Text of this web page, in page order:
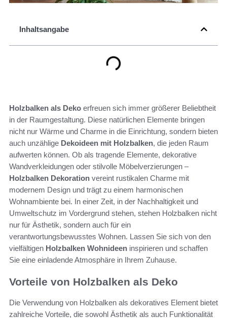
Inhaltsangabe
Holzbalken als Deko erfreuen sich immer größerer Beliebtheit
in der Raumgestaltung. Diese natürlichen Elemente bringen
nicht nur Wärme und Charme in die Einrichtung, sondern bieten
auch unzählige Dekoideen mit Holzbalken, die jeden Raum
aufwerten können. Ob als tragende Elemente, dekorative
Wandverkleidungen oder stilvolle Möbelverzierungen –
Holzbalken Dekoration vereint rustikalen Charme mit
modernem Design und trägt zu einem harmonischen
Wohnambiente bei. In einer Zeit, in der Nachhaltigkeit und
Umweltschutz im Vordergrund stehen, stehen Holzbalken nicht
nur für Ästhetik, sondern auch für ein
verantwortungsbewusstes Wohnen. Lassen Sie sich von den
vielfältigen Holzbalken Wohnideen inspirieren und schaffen
Sie eine einladende Atmosphäre in Ihrem Zuhause.
Vorteile von Holzbalken als Deko
Die Verwendung von Holzbalken als dekoratives Element bietet
zahlreiche Vorteile, die sowohl Ästhetik als auch Funktionalität